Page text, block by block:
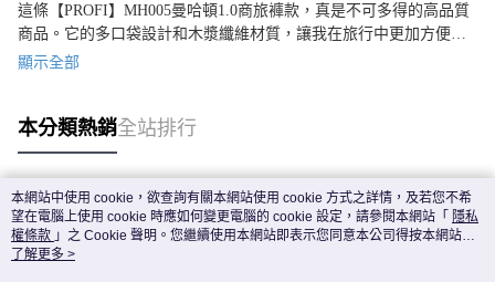
這條【PROFI】MH005曼哈頓1.0商旅褲款，真是不可多得的高品質
商品。它的多口袋設計和木漿纖維材質，讓我在旅行中更加方便舒
適。強烈推薦！
顯示全部
本分類熱銷全站排行
熱門標籤
本網站中使用 cookie，欲查詢有關本網站使用 cookie 方式之詳情，及若您不希
望在電腦上使用 cookie 時應如何變更電腦的 cookie 設定，請參閱本網站「 隱私
權條款 」之 Cookie 聲明。您繼續使用本網站即表示您同意本公司得按本網站使
用條款之 Cookie 聲明使用 cookie。
了解更多 >